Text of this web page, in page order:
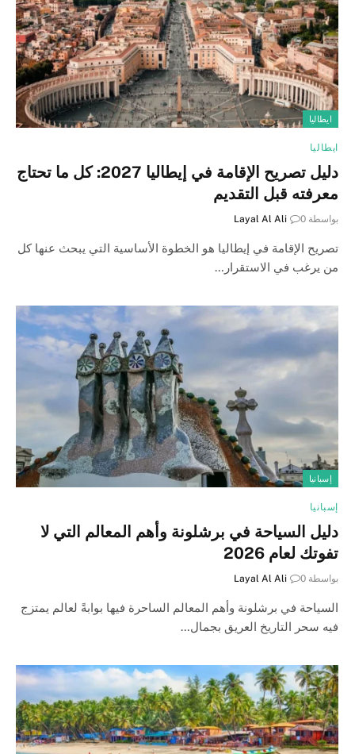
ايطاليا
ايطاليا
دليل تصريح الإقامة في إيطاليا 2027: كل ما تحتاج
معرفته قبل التقديم
بواسطة Layal Al Ali 0
تصريح الإقامة في إيطاليا هو الخطوة الأساسية التي يبحث عنها كل
من يرغب في الاستقرار…
إسبانيا
إسبانيا
دليل السياحة في برشلونة وأهم المعالم التي لا
تفوتك لعام 2026
بواسطة Layal Al Ali 0
السياحة في برشلونة وأهم المعالم الساحرة فيها بوابةً لعالم يمتزج
فيه سحر التاريخ العريق بجمال…